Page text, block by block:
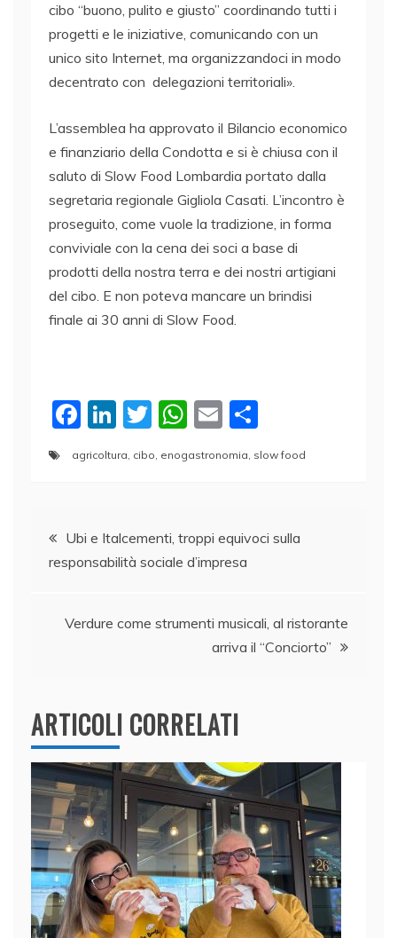
cibo “buono, pulito e giusto” coordinando tutti i
progetti e le iniziative, comunicando con un
unico sito Internet, ma organizzandoci in modo
decentrato con delegazioni territoriali».
L’assemblea ha approvato il Bilancio economico
e finanziario della Condotta e si è chiusa con il
saluto di Slow Food Lombardia portato dalla
segretaria regionale Gigliola Casati. L’incontro è
proseguito, come vuole la tradizione, in forma
conviviale con la cena dei soci a base di
prodotti della nostra terra e dei nostri artigiani
del cibo. E non poteva mancare un brindisi
finale ai 30 anni di Slow Food.
F
a
c
b
o
k
Li
k
dI
n
T
itt
W
h
A
p
E
m o
vi
agricoltura, cibo, enogastronomia, slow food
Navigazione
articoli
Ubi e Italcementi, troppi equivoci sulla
responsabilità sociale d’impresa
Verdure come strumenti musicali, al ristorante
arriva il “Conciorto”
ARTICOLI CORRELATI